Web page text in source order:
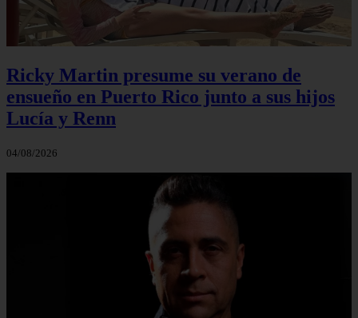
Ricky Martin presume su verano de
ensueño en Puerto Rico junto a sus hijos
Lucía y Renn
04/08/2026